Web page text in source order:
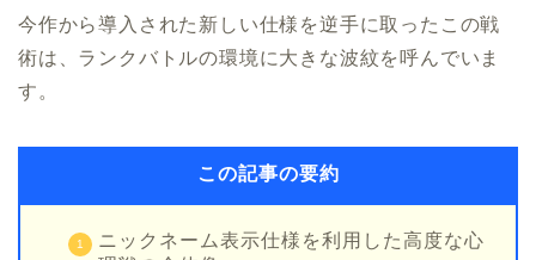
今作から導入された新しい仕様を逆手に取ったこの戦
術は、ランクバトルの環境に大きな波紋を呼んでいま
す。
この記事の要約
ニックネーム表示仕様を利用した高度な心